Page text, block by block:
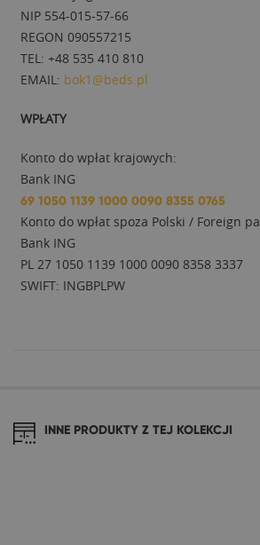
NIP 554-015-57-66
REGON 090557215
TEL: +48 535 410 810
EMAIL: bok1@beds.pl
WPŁATY
Konto do wpłat krajowych:
Bank ING
69 1050 1139 1000 0090 8355 0765
Konto do wpłat spoza Polski / Foreign
Bank ING
PL 27 1050 1139 1000 0090 8358 3337
SWIFT: INGBPLPW
INNE PRODUKTY Z TEJ KOLEKCJI